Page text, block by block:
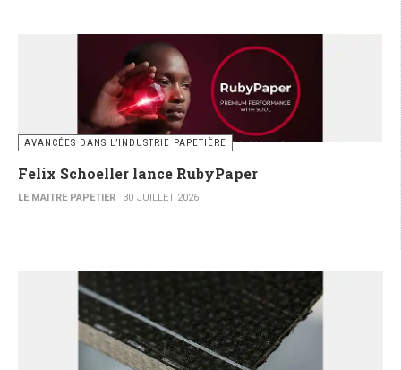
AVANCÉES DANS L’INDUSTRIE PAPETIÈRE
Felix Schoeller lance RubyPaper
LE MAITRE PAPETIER 30 JUILLET 2026